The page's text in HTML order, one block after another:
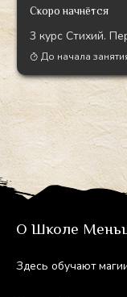
Скоро начнётся
3 курс Стихий.
До начала
О Школе
Здесь обу­ча­ют